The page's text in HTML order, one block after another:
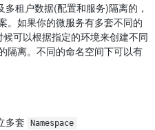
租户数据(配置和服务)隔离的，
。如果你的微服务有多套不同的
可以根据指定的环境来创建不同
隔离。不同的命名空间下可以有
多套 Namespace